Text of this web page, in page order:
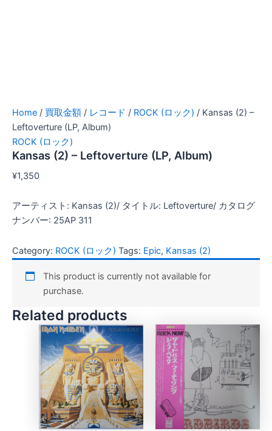
Home / 買取金額 / レコード / ROCK (ロック) / Kansas (2) –
Leftoverture (LP, Album)
ROCK (ロック)
Kansas (2) – Leftoverture (LP, Album)
¥1,350
アーティスト: Kansas (2)/ タイトル: Leftoverture/ カタログ
ナンバー: 25AP 311
Category: ROCK (ロック) Tags: Epic, Kansas (2)
This product is currently not available for
purchase.
Related products